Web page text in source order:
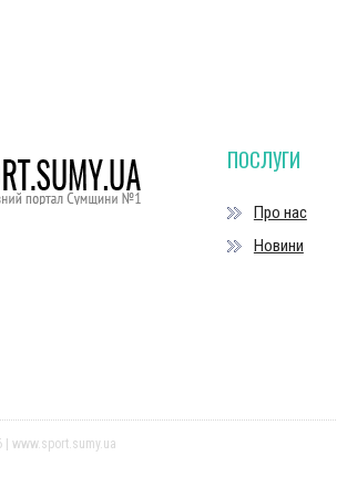
ПОСЛУГИ
Про нас
Новини
www.sport.sumy.ua